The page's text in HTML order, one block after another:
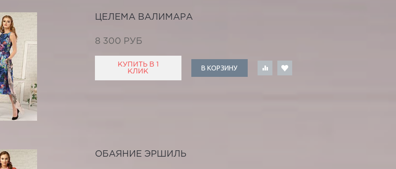
ЦЕЛЕМА ВАЛИМАРА
8 300 РУБ
КУПИТЬ В 1
КЛИК
В КОРЗИНУ
ОБАЯНИЕ ЭРШИЛЬ